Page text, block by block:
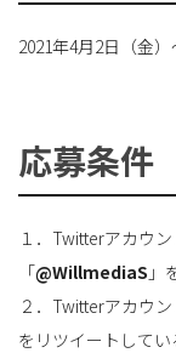
2021年4月2日（金
応募条件
１．Twitterアカウ
「@WillmediaS 」
２．Twitterアカウ
をリツイートしてい